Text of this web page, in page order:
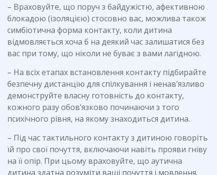
– Враховуйте, що поруч з байдужістю, афективною
блокадою (ізоляцією) стосовно вас, можлива також
симбіотична форма контакту, коли дитина
відмовляється хоча б на деякий час залишатися без
вас при тому, що ніколи не буває з вами лагідною.
– На всіх етапах встановлення контакту підбирайте
безпечну дистанцію для спілкування і ненав’язливо
демонструйте власну готовність до контакту,
кожного разу обов’язково починаючи з того
психічного рівня, на якому знаходиться дитина.
– Під час тактильного контакту з дитиною говоріть
їй про свої почуття, включаючи навіть прояви гніву
на її опір. При цьому враховуйте, що аутична
дитина здатна розуміти ваші почуття і мовлення.